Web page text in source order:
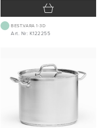
BEST.VARA 1-3D
Art. Nr: K122255